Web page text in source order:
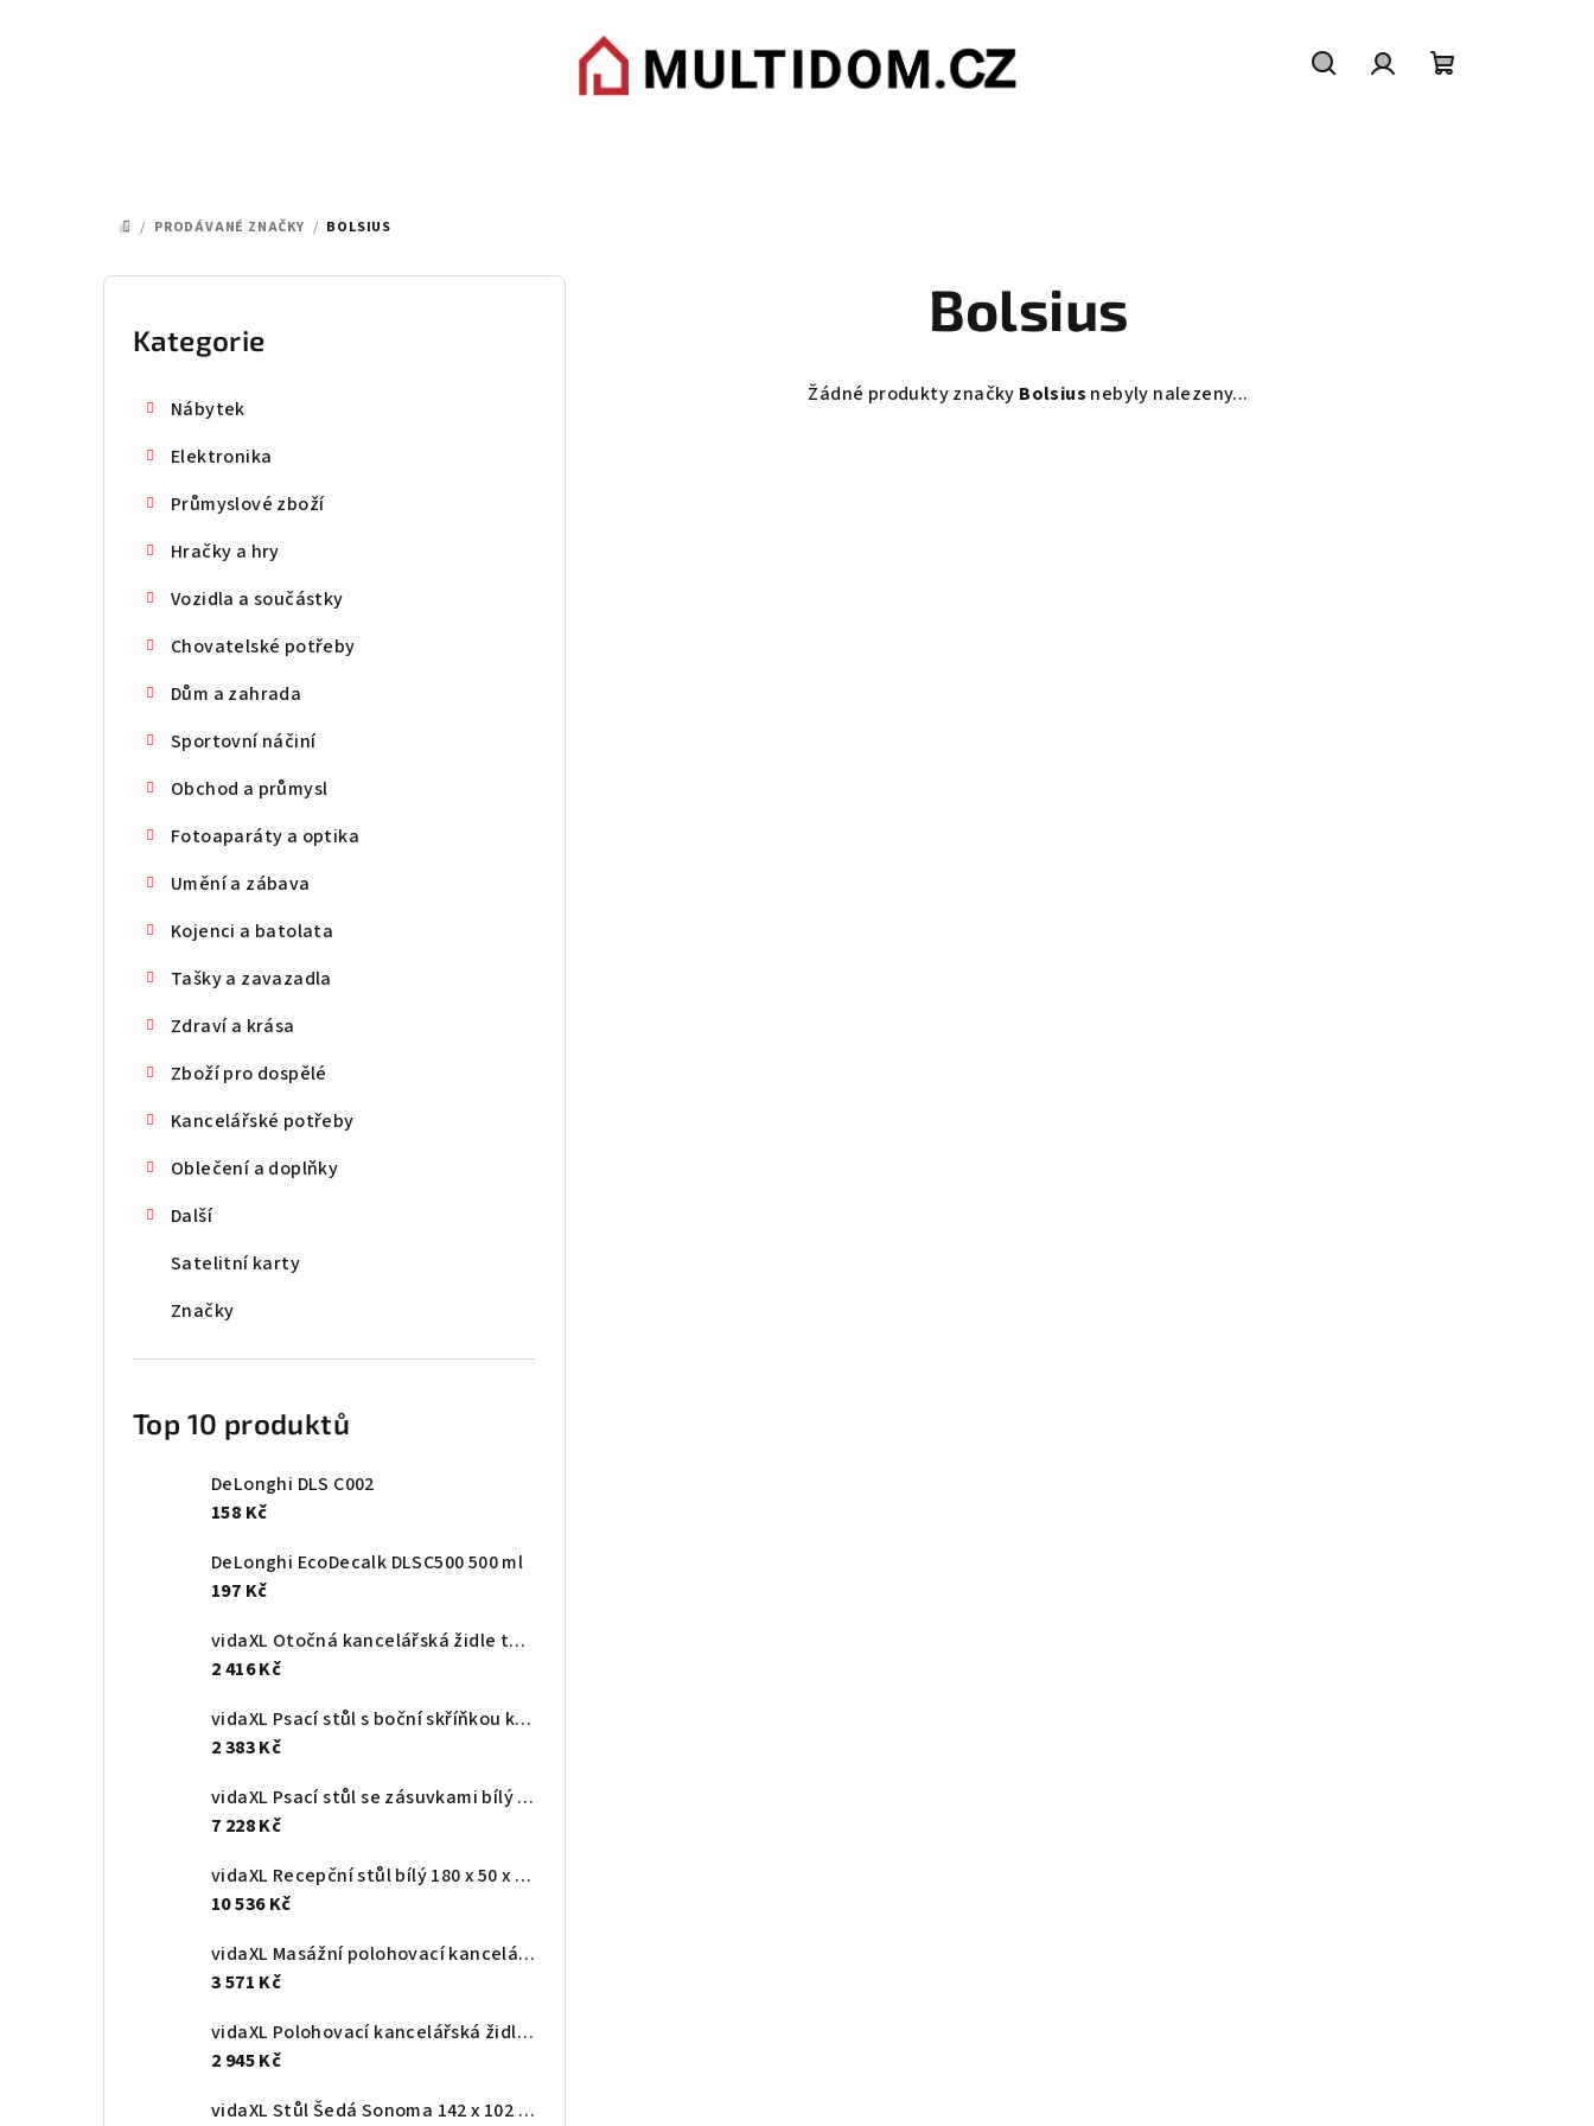
DOMŮ
/ PRODÁVANÉ ZNAČKY / BOLSIUS
P
Přeskočit
kategorie
Kategorie
Nábytek
Elektronika
Průmyslové zboží
Hračky a hry
Vozidla a součástky
Chovatelské potřeby
Dům a zahrada
Sportovní náčiní
Obchod a průmysl
Fotoaparáty a optika
Umění a zábava
Kojenci a batolata
Tašky a zavazadla
Zdraví a krása
Zboží pro dospělé
Kancelářské potřeby
Oblečení a doplňky
Další
Satelitní karty
Značky
Top 10 produktů
DeLonghi DLS C002
158 Kč
DeLonghi EcoDecalk DLSC500 500 ml
197 Kč
vidaXL Otočná kancelářská židle tmavě zelená textil
2 416 Kč
vidaXL Psací stůl s boční skříňkou kouřový dub kompozitní dřevo
2 383 Kč
vidaXL Psací stůl se zásuvkami bílý 117 x 57 x 75 cm recyklované dřevo
7 228 Kč
vidaXL Recepční stůl bílý 180 x 50 x 103,5 cm, z umělého dřeva
10 536 Kč
vidaXL Masážní polohovací kancelářské křeslo světle šedé textil
3 571 Kč
vidaXL Polohovací kancelářská židle hnědá textil
2 945 Kč
vidaXL Stůl Šedá Sonoma 142 x 102 x 73 cm Kompozitní dřevo
Bolsius
Žádné produkty značky Bolsius nebyly nalezeny...